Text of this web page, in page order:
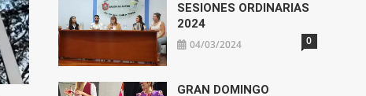
SESIONES ORDINARIAS
2024
04/03/2024 0
GRAN DOMINGO